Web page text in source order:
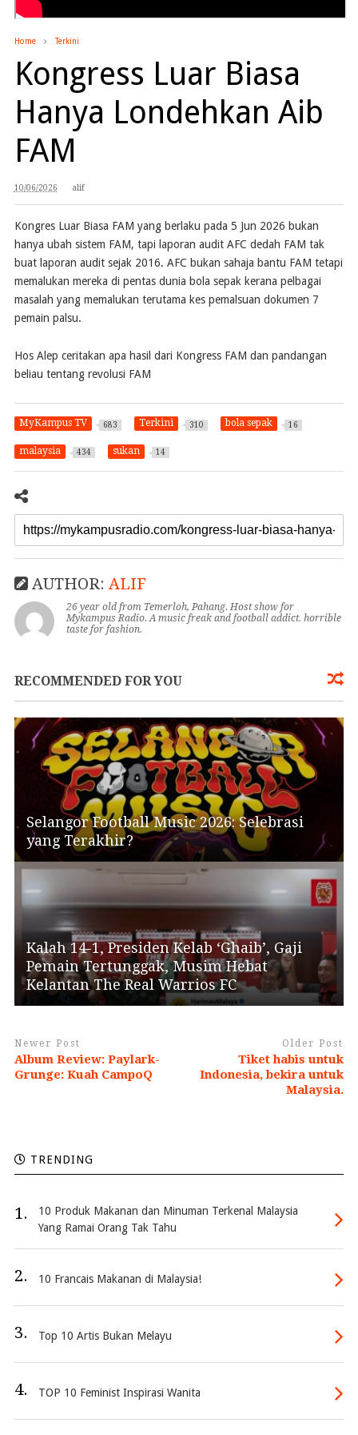
Home Terkini
Kongress Luar Biasa
Hanya Londehkan Aib
FAM
10/06/2026 alif
Kongres Luar Biasa FAM yang berlaku pada 5 Jun 2026 bukan
hanya ubah sistem FAM, tapi laporan audit AFC dedah FAM tak
buat laporan audit sejak 2016. AFC bukan sahaja bantu FAM tetapi
memalukan mereka di pentas dunia bola sepak kerana pelbagai
masalah yang memalukan terutama kes pemalsuan dokumen 7
pemain palsu.
Hos Alep ceritakan apa hasil dari Kongress FAM dan pandangan
beliau tentang revolusi FAM
MyKampus TV 683 Terkini 310 bola sepak 16
malaysia 434 sukan 14
AUTHOR:ALIF
26 year old from Temerloh, Pahang. Host show for
Mykampus Radio. A music freak and football addict. horrible
taste for fashion.
RECOMMENDED FOR YOU
Selangor Football Music 2026: Selebrasi
yang Terakhir?
Kalah 14-1, Presiden Kelab ‘Ghaib’, Gaji
Pemain Tertunggak, Musim Hebat
Kelantan The Real Warrios FC
Newer Post
Album Review: Paylark-
Grunge: Kuah CampoQ
Older Post
Tiket habis untuk
Indonesia, bekira untuk
Malaysia.
TRENDING
1.
10 Produk Makanan dan Minuman Terkenal Malaysia
Yang Ramai Orang Tak Tahu
2. 10 Francais Makanan di Malaysia!
3. Top 10 Artis Bukan Melayu
4. TOP 10 Feminist Inspirasi Wanita